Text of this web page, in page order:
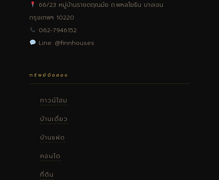
66/23 หมู่บ้านราชตฤณมัย ถ.พหลโยธิน บางเขน
กรุงเทพฯ 10220
062-7946152
Line: @finnhouses
ทรัพย์มือสอง
ทาวน์โฮม
บ้านเดี่ยว
บ้านแฝด
คอนโด
ที่ดิน